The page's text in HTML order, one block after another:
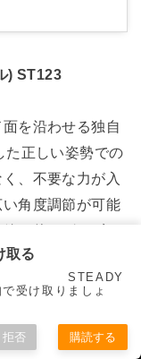
) ST123
を沿わせる独自
正しい姿勢での
、不要な力が入
角度調節が可能
に使えばわずか
ングが可能で
トレーニングベン
取る
会社 STEADY
受け取りましょ
拒否 購読する